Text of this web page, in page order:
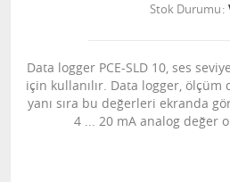
Stok Durumu
Data logger PCE-SLD 10, ses
için kullanılır. Data logger,
yanı sıra bu değerleri ekranda
4 ... 20 mA analog değer